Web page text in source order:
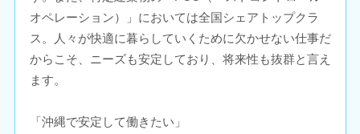
オペレーション）」においては全国シェアトップクラ
ス。人々が快適に暮らしていくために欠かせない仕事だ
からこそ、ニーズも安定しており、将来性も抜群と言え
ます。
「沖縄で安定して働きたい」